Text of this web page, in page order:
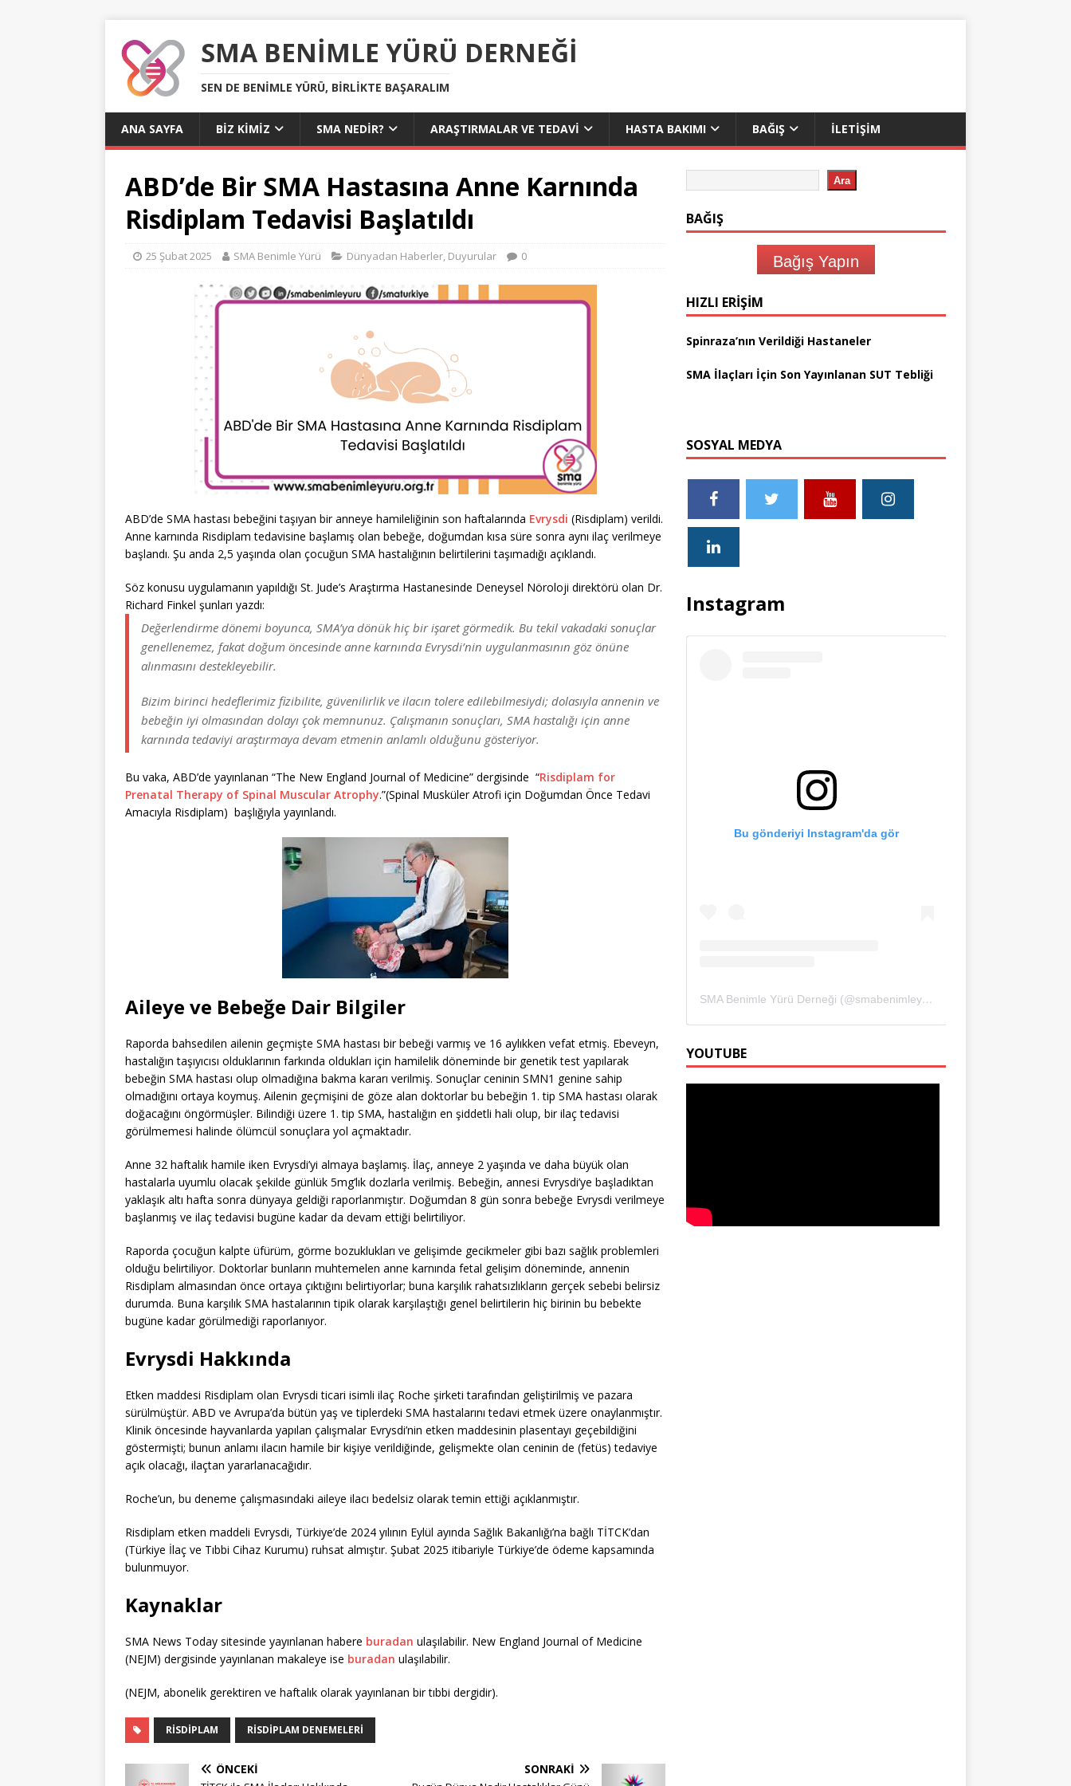
SMA BENIMLE YÜRÜ DERNEĞI
SEN DE BENIMLE YÜRÜ, BIRLIKTE BAŞARALIM
ANA SAYFA BIZ KIMIZ SMA NEDIR? ARAŞTIRMALAR VE TEDAVI HASTA BAKIMI BAĞIŞ İLETIŞIM
ABD’de Bir SMA Hastasına Anne Karnında
Risdiplam Tedavisi Başlatıldı
25 Şubat 2025 SMA Benimle Yürü Dünyadan Haberler, Duyurular 0
ABD’de SMA hastası bebeğini taşıyan bir anneye hamileliğinin son haftalarında Evrysdi (Risdiplam) verildi.
Anne karnında Risdiplam tedavisine başlamış olan bebeğe, doğumdan kısa süre sonra aynı ilaç verilmeye
başlandı. Şu anda 2,5 yaşında olan çocuğun SMA hastalığının belirtilerini taşımadığı açıklandı.
Söz konusu uygulamanın yapıldığı St. Jude’s Araştırma Hastanesinde Deneysel Nöroloji direktörü olan Dr.
Richard Finkel şunları yazdı:
Değerlendirme dönemi boyunca, SMA’ya dönük hiç bir işaret görmedik. Bu tekil vakadaki sonuçlar
genellenemez, fakat doğum öncesinde anne karnında Evrysdi’nin uygulanmasının göz önüne
alınmasını destekleyebilir.
Bizim birinci hedeflerimiz fizibilite, güvenilirlik ve ilacın tolere edilebilmesiydi; dolasıyla annenin ve
bebeğin iyi olmasından dolayı çok memnunuz. Çalışmanın sonuçları, SMA hastalığı için anne
karnında tedaviyi araştırmaya devam etmenin anlamlı olduğunu gösteriyor.
Bu vaka, ABD’de yayınlanan “The New England Journal of Medicine” dergisinde “Risdiplam for
Prenatal Therapy of Spinal Muscular Atrophy.”(Spinal Musküler Atrofi için Doğumdan Önce Tedavi
Amacıyla Risdiplam) başlığıyla yayınlandı.
Aileye ve Bebeğe Dair Bilgiler
Raporda bahsedilen ailenin geçmişte SMA hastası bir bebeği varmış ve 16 aylıkken vefat etmiş. Ebeveyn,
hastalığın taşıyıcısı olduklarının farkında oldukları için hamilelik döneminde bir genetik test yapılarak
bebeğin SMA hastası olup olmadığına bakma kararı verilmiş. Sonuçlar ceninin SMN1 genine sahip
olmadığını ortaya koymuş. Ailenin geçmişini de göze alan doktorlar bu bebeğin 1. tip SMA hastası olarak
doğacağını öngörmüşler. Bilindiği üzere 1. tip SMA, hastalığın en şiddetli hali olup, bir ilaç tedavisi
görülmemesi halinde ölümcül sonuçlara yol açmaktadır.
Anne 32 haftalık hamile iken Evrysdi’yi almaya başlamış. İlaç, anneye 2 yaşında ve daha büyük olan
hastalarla uyumlu olacak şekilde günlük 5mg’lık dozlarla verilmiş. Bebeğin, annesi Evrysdi’ye başladıktan
yaklaşık altı hafta sonra dünyaya geldiği raporlanmıştır. Doğumdan 8 gün sonra bebeğe Evrysdi verilmeye
başlanmış ve ilaç tedavisi bugüne kadar da devam ettiği belirtiliyor.
Raporda çocuğun kalpte üfürüm, görme bozuklukları ve gelişimde gecikmeler gibi bazı sağlık problemleri
olduğu belirtiliyor. Doktorlar bunların muhtemelen anne karnında fetal gelişim döneminde, annenin
Risdiplam almasından önce ortaya çıktığını belirtiyorlar; buna karşılık rahatsızlıkların gerçek sebebi belirsiz
durumda. Buna karşılık SMA hastalarının tipik olarak karşılaştığı genel belirtilerin hiç birinin bu bebekte
bugüne kadar görülmediği raporlanıyor.
Evrysdi Hakkında
Etken maddesi Risdiplam olan Evrysdi ticari isimli ilaç Roche şirketi tarafından geliştirilmiş ve pazara
sürülmüştür. ABD ve Avrupa’da bütün yaş ve tiplerdeki SMA hastalarını tedavi etmek üzere onaylanmıştır.
Klinik öncesinde hayvanlarda yapılan çalışmalar Evrysdi’nin etken maddesinin plasentayı geçebildiğini
göstermişti; bunun anlamı ilacın hamile bir kişiye verildiğinde, gelişmekte olan ceninin de (fetüs) tedaviye
açık olacağı, ilaçtan yararlanacağıdır.
Roche’un, bu deneme çalışmasındaki aileye ilacı bedelsiz olarak temin ettiği açıklanmıştır.
Risdiplam etken maddeli Evrysdi, Türkiye’de 2024 yılının Eylül ayında Sağlık Bakanlığı’na bağlı TİTCK’dan
(Türkiye İlaç ve Tıbbi Cihaz Kurumu) ruhsat almıştır. Şubat 2025 itibariyle Türkiye’de ödeme kapsamında
bulunmuyor.
Kaynaklar
SMA News Today sitesinde yayınlanan habere buradan ulaşılabilir. New England Journal of Medicine
(NEJM) dergisinde yayınlanan makaleye ise buradan ulaşılabilir.
(NEJM, abonelik gerektiren ve haftalık olarak yayınlanan bir tıbbi dergidir).
RISDIPLAM RISDIPLAM DENEMELERI
ÖNCEKI SONRAKI
Ara
BAĞIŞ
Bağış Yapın
HIZLI ERIŞIM
Spinraza’nın Verildiği Hastaneler
SMA İlaçları İçin Son Yayınlanan SUT Tebliği
SOSYAL MEDYA
Instagram
Bu gönderiyi Instagram'da gör
SMA Benimle Yürü Derneği (@smabenimleyuru)'in paylaştığı bir gönderi
YOUTUBE